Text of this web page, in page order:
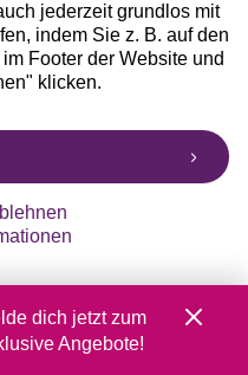
jederzeit grundlos mit
indem Sie z. B. auf den
Footer der Website und
klicken.
dich jetzt zum
Angebote!